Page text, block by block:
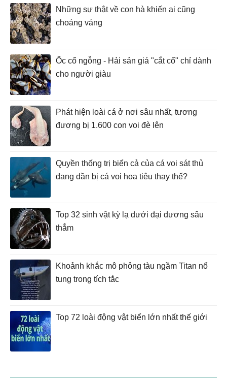
Những sự thật về con hà khiến ai cũng
choáng váng
Ốc cổ ngỗng - Hải sản giá "cắt cổ" chỉ dành
cho người giàu
Phát hiện loài cá ở nơi sâu nhất, tương
đương bị 1.600 con voi đè lên
Quyền thống trị biển cả của cá voi sát thủ
đang dần bị cá voi hoa tiêu thay thế?
Top 32 sinh vật kỳ lạ dưới đại dương sâu
thẳm
Khoảnh khắc mô phỏng tàu ngầm Titan nổ
tung trong tích tắc
Top 72 loài động vật biển lớn nhất thế giới